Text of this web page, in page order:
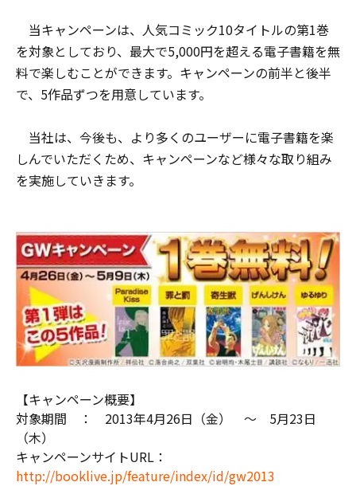
当キャンペーンは、人気コミック10タイトルの第1巻
を対象としており、最大で5,000円を超える電子書籍を無
料で楽しむことができます。キャンペーンの前半と後半
で、5作品ずつを用意しています。
当社は、今後も、より多くのユーザーに電子書籍を楽
しんでいただくため、キャンペーンなど様々な取り組み
を実施していきます。
【キャンペーン概要】
対象期間 ： 2013年4月26日（金） ～ 5月23日
（木）
キャンペーンサイトURL：
http://booklive.jp/feature/index/id/gw2013